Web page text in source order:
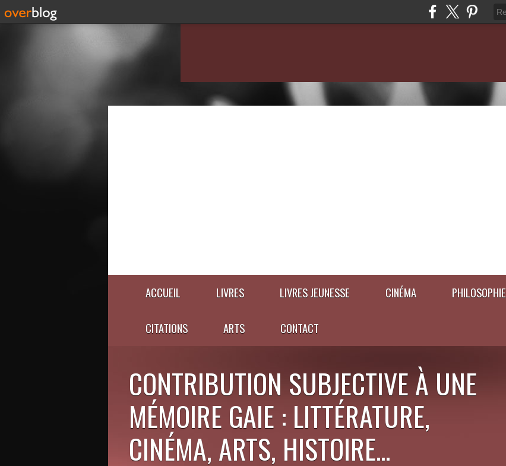
ACCUEIL LIVRES LIVRES JEUNESSE CINÉMA PHILOSOPHIE
CITATIONS ARTS CONTACT
CONTRIBUTION SUBJECTIVE À UNE
MÉMOIRE GAIE : LITTÉRATURE,
CINÉMA, ARTS, HISTOIRE...